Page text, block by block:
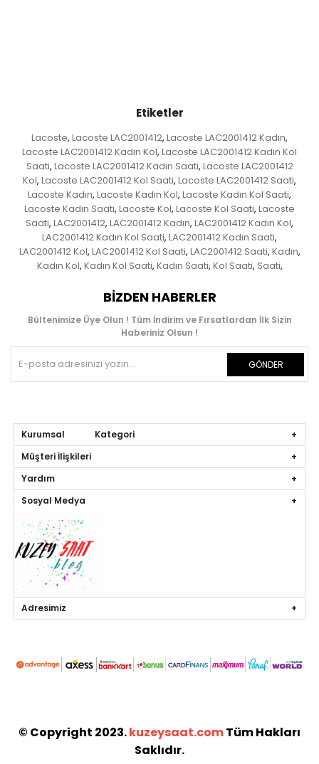
Etiketler
Lacoste, Lacoste LAC2001412, Lacoste LAC2001412 Kadın,
Lacoste LAC2001412 Kadın Kol, Lacoste LAC2001412 Kadın Kol
Saati, Lacoste LAC2001412 Kadın Saati, Lacoste LAC2001412
Kol, Lacoste LAC2001412 Kol Saati, Lacoste LAC2001412 Saati,
Lacoste Kadın, Lacoste Kadın Kol, Lacoste Kadın Kol Saati,
Lacoste Kadın Saati, Lacoste Kol, Lacoste Kol Saati, Lacoste
Saati, LAC2001412, LAC2001412 Kadın, LAC2001412 Kadın Kol,
LAC2001412 Kadın Kol Saati, LAC2001412 Kadın Saati,
LAC2001412 Kol, LAC2001412 Kol Saati, LAC2001412 Saati, Kadın,
Kadın Kol, Kadın Kol Saati, Kadın Saati, Kol Saati, Saati,
BIZDEN HABERLER
Bültenimize Üye Olun ! Tüm İndirim ve Fırsatlardan İlk Sizin
Haberiniz Olsun !
GÖNDER
Kurumsal Kategori
Müşteri İlişkileri
Yardım
Sosyal Medya
Adresimiz
© Copyright 2023.kuzeysaat.comTüm Hakları
Saklıdır.